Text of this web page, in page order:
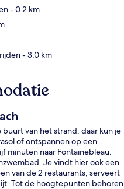
- 0.2 km
- 3.0 km
buurt van het strand; daar kun je
of ontspannen op een
minuten naar Fontainebleau.
Je vindt hier ook een
van de 2 restaurants, serveert
Tot de hoogtepunten behoren